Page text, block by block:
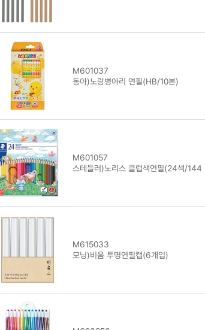
M601037
동아)노랑병아리 연필(HB/10본)
M601057
스테들러)노리스 클럽색연필(24색/
M615033
모닝)비움 투명연필캡(6개입)